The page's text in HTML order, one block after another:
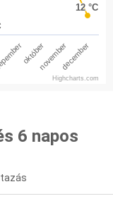
12 °C
12 °C
októbernovemberdecember
Highcharts.com
6 napos